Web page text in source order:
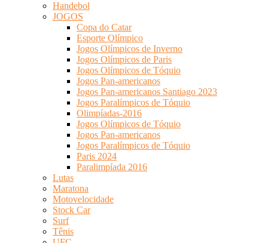
Handebol
JOGOS
Copa do Catar
Esporte Olímpico
Jogos Olímpicos de Inverno
Jogos Olímpicos de Paris
Jogos Olímpicos de Tóquio
Jogos Pan-americanos
Jogos Pan-americanos Santiago 2023
Jogos Paralímpicos de Tóquio
Olimpíadas-2016
Jogos Olímpicos de Tóquio
Jogos Pan-americanos
Jogos Paralímpicos de Tóquio
Paris 2024
Paralimpíada 2016
Lutas
Maratona
Motovelocidade
Stock Car
Surf
Tênis